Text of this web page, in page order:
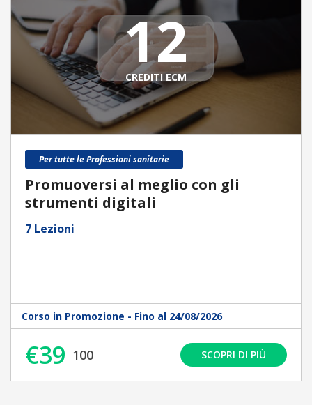
12
CREDITI ECM
Per tutte le Professioni sanitarie
Promuoversi al meglio con gli
strumenti digitali
7 Lezioni
Corso in Promozione - Fino al 24/08/2026
€39 100 SCOPRI DI PIÙ